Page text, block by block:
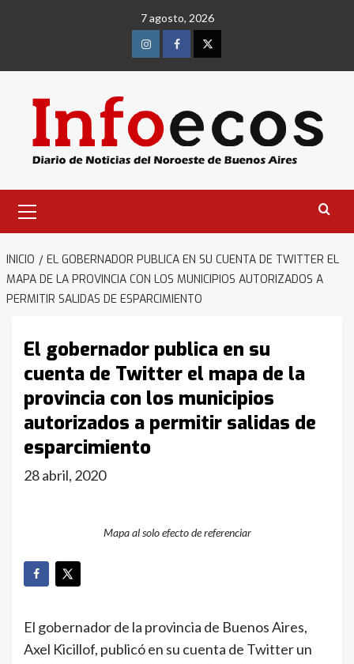
7 agosto, 2026
InstagramFacebookTwitter
primario
INICIO
EL GOBERNADOR PUBLICA EN SU CUENTA DE TWITTER EL
MAPA DE LA PROVINCIA CON LOS MUNICIPIOS AUTORIZADOS A
PERMITIR SALIDAS DE ESPARCIMIENTO
El gobernador publica en su
cuenta de Twitter el mapa de la
provincia con los municipios
autorizados a permitir salidas de
esparcimiento
28 abril, 2020
Mapa al solo efecto de referenciar
El gobernador de la provincia de Buenos Aires,
Axel Kicillof, publicó en su cuenta de Twitter un